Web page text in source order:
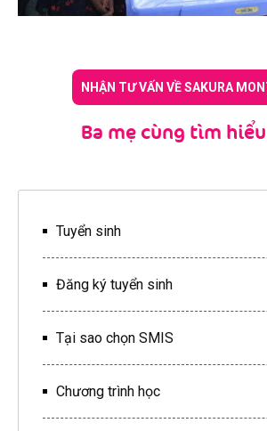
NHẬN TƯ VẤN VỀ SAKURA
Ba mẹ cùng tìm
Tuyển sinh
Đăng ký tuyển sinh
Tại sao chọn SMIS
Chương trình học